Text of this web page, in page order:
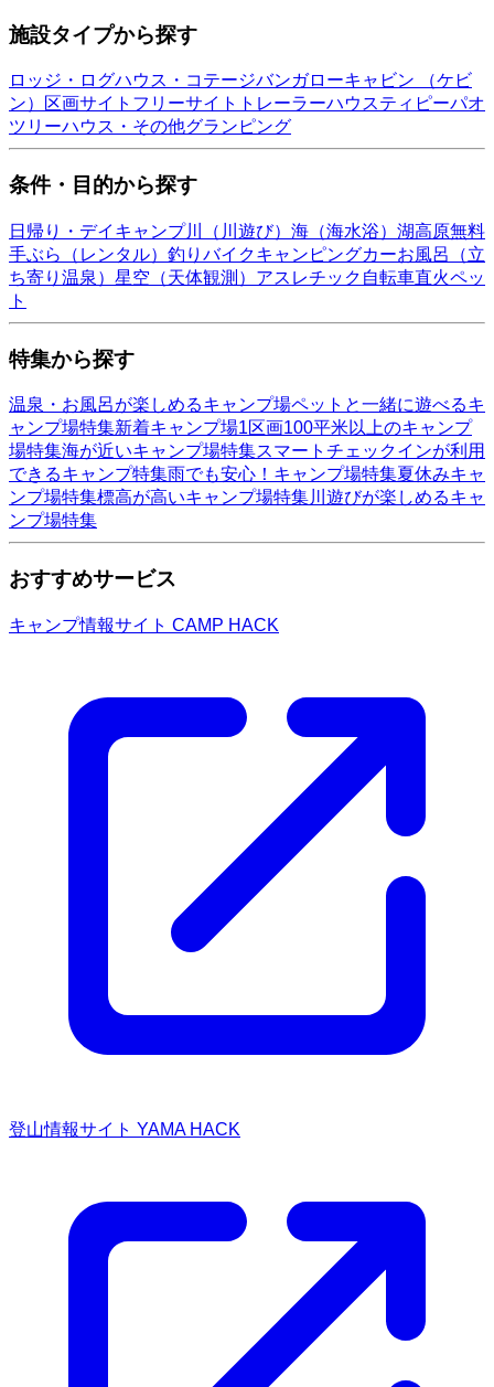
施設タイプから探す
ロッジ・ログハウス・コテージバンガローキャビン （ケビ
ン）
区画サイト フリーサイト トレーラーハウスティピーパオ
ツリーハウス・その他グランピング
条件・目的から探す
日帰り・デイキャンプ川（川遊び） 海（海水浴） 湖高原無料
手ぶら（レンタル） 釣り バイクキャンピングカーお風呂（立
ち寄り温泉） 星空（天体観測） アスレチック 自転車直火ペッ
ト
特集から探す
温泉・お風呂が楽しめるキャンプ場ペットと一緒に遊べるキ
ャンプ場特集新着キャンプ場1区画100平米以上のキャンプ
場特集海が近いキャンプ場特集スマートチェックインが利用
できるキャンプ特集雨でも安心！キャンプ場特集夏休みキャ
ンプ場特集標高が高いキャンプ場特集川遊びが楽しめるキャ
ンプ場特集
おすすめサービス
キャンプ情報サイト CAMP HACK
登山情報サイト YAMA HACK